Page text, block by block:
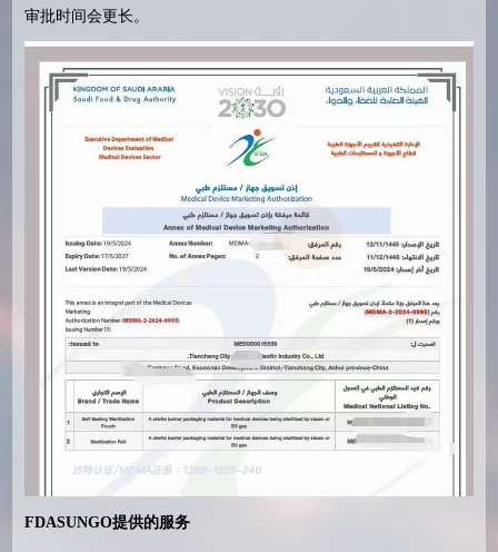
审批时间会更长。
FDASUNGO提供的服务